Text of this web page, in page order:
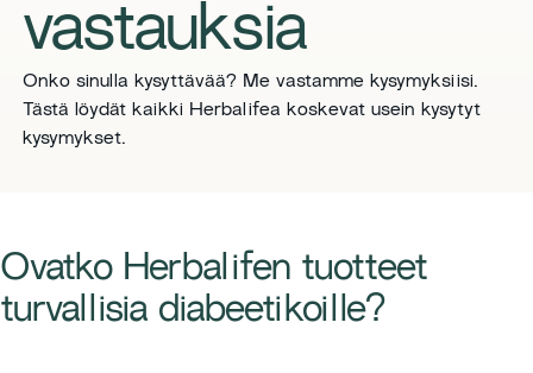
vastauksia
Onko sinulla kysyttävää? Me vastamme kysymyksiisi.
Tästä löydät kaikki Herbalifea koskevat usein kysytyt
kysymykset.
Ovatko Herbalifen tuotteet
turvallisia diabeetikoille?